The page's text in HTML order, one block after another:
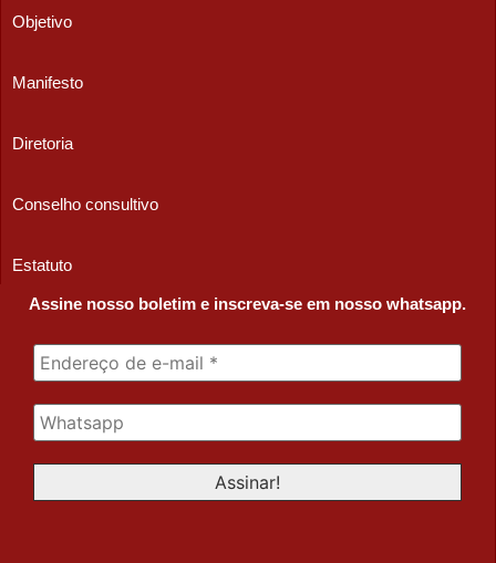
Objetivo
Manifesto
Diretoria
Conselho consultivo
Estatuto
Assine nosso boletim e inscreva-se em nosso whatsapp.